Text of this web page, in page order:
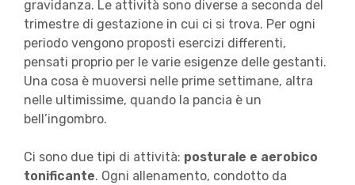
gravidanza. Le attività sono diverse a seconda del
trimestre di gestazione in cui ci si trova. Per ogni
periodo vengono proposti esercizi differenti,
pensati proprio per le varie esigenze delle gestanti.
Una cosa è muoversi nelle prime settimane, altra
nelle ultimissime, quando la pancia è un
bell’ingombro.
Ci sono due tipi di attività: posturale e aerobico
tonificante. Ogni allenamento, condotto da